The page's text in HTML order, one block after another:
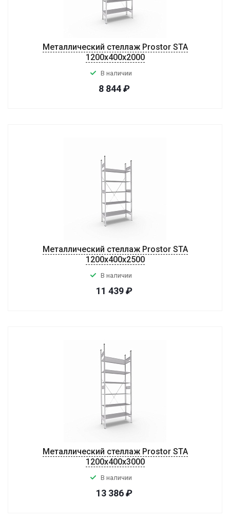
Металлический стеллаж Prostor STA
1200х400х2000
В наличии
8 844₽
Металлический стеллаж Prostor STA
1200х400х2500
В наличии
11 439₽
Металлический стеллаж Prostor STA
1200х400х3000
В наличии
13 386₽